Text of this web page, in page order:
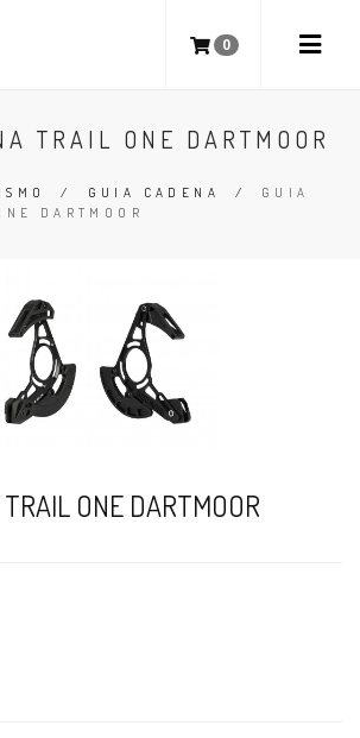
0
TRAIL ONE DARTMOOR
/ GUIA CADENA / GUIA
DARTMOOR
ONE DARTMOOR